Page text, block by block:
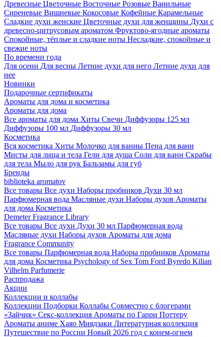
Древесные Цветочные Восточные Розовые Ванильные
Сиреневые Вишневые Кокосовые Кофейные Карамельные
Сладкие духи женские Цветочные духи для женщины Духи с
древесно-цитрусовым ароматом Фруктово-ягодные ароматы
Спокойные, тёплые и сладкие ноты Несладкие, спокойные и
свежие ноты
По времени года
Для осени Для весны Летние духи для него Летние духи для
нее
Новинки
Подарочные сертификаты
Ароматы для дома и косметика
Ароматы для дома
Все ароматы для дома Хиты Свечи Диффузоры 125 мл
Диффузоры 100 мл Диффузоры 30 мл
Косметика
Вся косметика Хиты Молочко для ванны Пена для ванн
Мисты для лица и тела Гели для душа Соли для ванн Скрабы
для тела Мыло для рук Бальзамы для губ
Бренды
biblioteka aromatov
Все товары Все духи Наборы пробников Духи 30 мл
Парфюмерная вода Масляные духи Наборы духов Ароматы
для дома Косметика
Demeter Fragrance Library
Все товары Все духи Духи 30 мл Парфюмерная вода
Масляные духи Наборы духов Ароматы для дома
Fragrance Community
Все товары Парфюмерная вода Наборы пробников Ароматы
для дома Косметика Psychology of Sex Tom Ford Byredo Kilian
Vilhelm Parfumerie
Распродажа
Акции
Коллекции и коллабы
Коллекции Подборки Коллабы Совместно с блогерами
«Зайчик» Секс-коллекция Ароматы по Гарри Поттеру
Ароматы аниме Хаяо Миядзаки Литературная коллекция
Путешествие по России Новый 2026 год с конем-огнем